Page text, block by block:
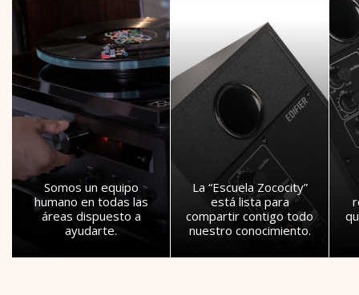
Somos un equipo
humano en todas las
áreas dispuesto a
ayudarte.
La “Escuela Zococity”
está lista para
compartir contigo todo
nuestro conocimiento.